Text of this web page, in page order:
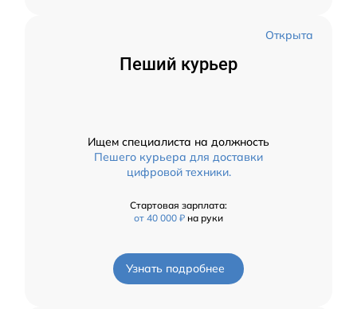
Открыта
Пеший курьер
Ищем специалиста на должность
Пешего курьера для доставки
цифровой техники.
Стартовая зарплата:
от 40 000 ₽ на руки
Узнать подробнее